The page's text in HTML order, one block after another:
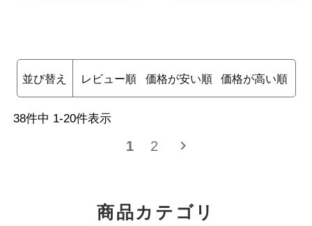
並び替え レビュー順 価格が安い順 価格が高い順
38件中 1-20件表示
1 2
商品カテゴリ